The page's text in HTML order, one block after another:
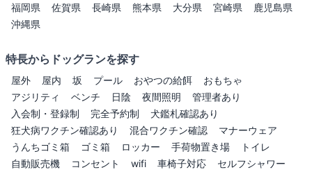
福岡県
佐賀県 長崎県 熊本県 大分県 宮崎県
鹿児島県
沖縄県
特長からドッグランを探す
屋外 屋内 坂 プール おやつの給餌
おもちゃ
アジリティ
ベンチ 日陰 夜間照明
管理者あり
入会制・登録制
完全予約制
犬鑑札確認あり
狂犬病ワクチン確認あり
混合ワクチン確認
マナーウェア
うんちゴミ箱
ゴミ箱 ロッカー 手荷物置き場
トイレ
自動販売機
コンセント wifi 車椅子対応
セルフシャワー